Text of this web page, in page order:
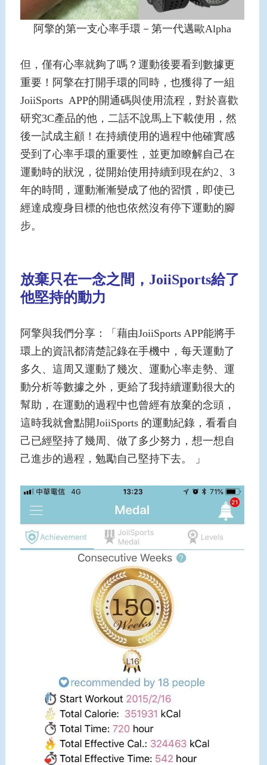
阿擎的第一支心率手環－第一代邁歐Alpha
但，僅有心率就夠了嗎？運動後要看到數據更
重要！阿擎在打開手環的同時，也獲得了一組
JoiiSports APP的開通碼與使用流程，對於喜歡
研究3C產品的他，二話不說馬上下載使用，然
後一試成主顧！在持續使用的過程中他確實感
受到了心率手環的重要性，並更加瞭解自己在
運動時的狀況，從開始使用持續到現在約2、3
年的時間，運動漸漸變成了他的習慣，即使已
經達成瘦身目標的他也依然沒有停下運動的腳
步。
放棄只在一念之間，JoiiSports給了
他堅持的動力
阿擎與我們分享：「藉由JoiiSports APP能將手
環上的資訊都清楚記錄在手機中，每天運動了
多久、這周又運動了幾次、運動心率走勢、運
動分析等數據之外，更給了我持續運動很大的
幫助，在運動的過程中也曾經有放棄的念頭，
這時我就會點開JoiiSports 的運動紀錄，看看自
己已經堅持了幾周、做了多少努力，想一想自
己進步的過程，勉勵自己堅持下去。 」